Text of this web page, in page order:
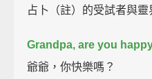
占卜（註）的受試者與靈
Grandpa, are you
爺爺，你快樂嗎？